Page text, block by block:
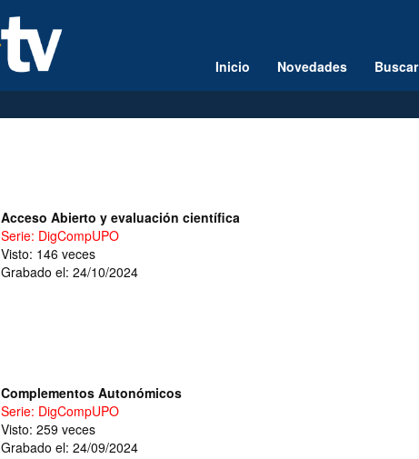
Inicio Novedades Buscar
Acceso Abierto y evaluación científica
Serie: DigCompUPO
Visto: 146 veces
Grabado el: 24/10/2024
Complementos Autonómicos
Serie: DigCompUPO
Visto: 259 veces
Grabado el: 24/09/2024